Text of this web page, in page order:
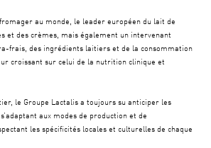
au monde, le leader européen du lait de
et des crèmes, mais également un intervenant
frais, des ingrédients laitiers et de la consommation
croissant sur celui de la nutrition clinique et
le Groupe Lactalis a toujours su anticiper les
aux modes de production et de
les spécificités locales et culturelles de chaque